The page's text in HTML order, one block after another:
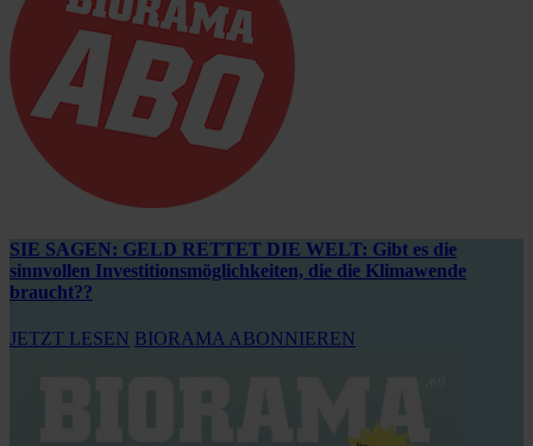
SIE SAGEN: GELD RETTET DIE WELT: Gibt es die
sinnvollen Investitionsmöglichkeiten, die die Klimawende
braucht??
JETZT LESEN BIORAMA ABONNIEREN